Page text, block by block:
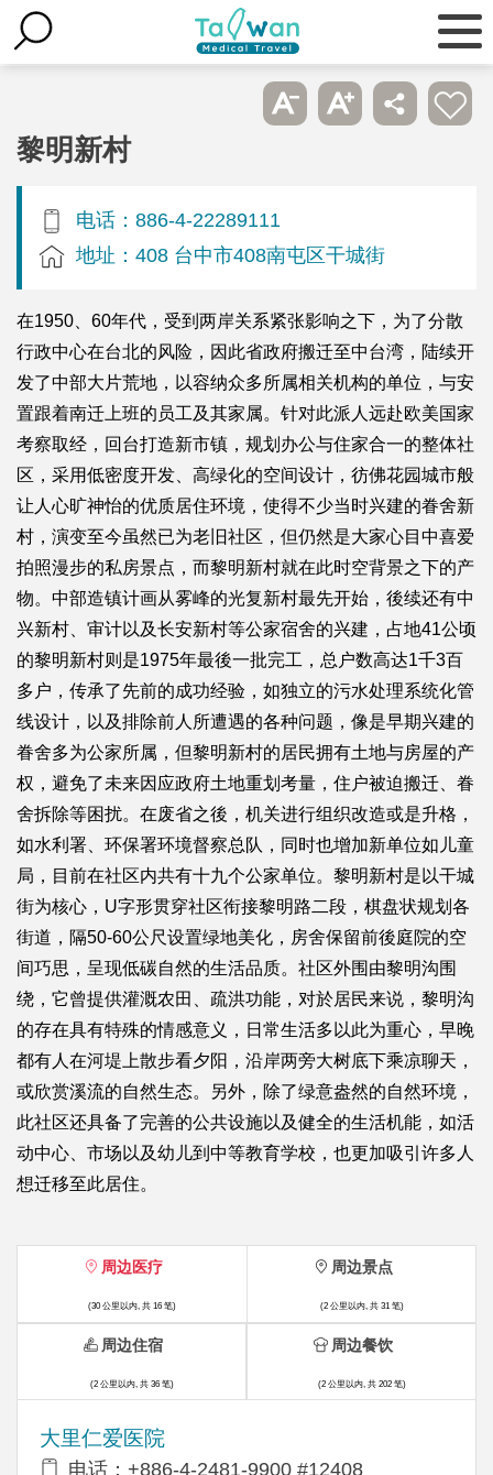
黎明新村
电话：886-4-22289111
地址：408 台中市408南屯区干城街
在1950、60年代，受到两岸关系紧张影响之下，为了分散
行政中心在台北的风险，因此省政府搬迁至中台湾，陆续开
发了中部大片荒地，以容纳众多所属相关机构的单位，与安
置跟着南迁上班的员工及其家属。针对此派人远赴欧美国家
考察取经，回台打造新市镇，规划办公与住家合一的整体社
区，采用低密度开发、高绿化的空间设计，彷佛花园城市般
让人心旷神怡的优质居住环境，使得不少当时兴建的眷舍新
村，演变至今虽然已为老旧社区，但仍然是大家心目中喜爱
拍照漫步的私房景点，而黎明新村就在此时空背景之下的产
物。中部造镇计画从雾峰的光复新村最先开始，後续还有中
兴新村、审计以及长安新村等公家宿舍的兴建，占地41公顷
的黎明新村则是1975年最後一批完工，总户数高达1千3百
多户，传承了先前的成功经验，如独立的污水处理系统化管
线设计，以及排除前人所遭遇的各种问题，像是早期兴建的
眷舍多为公家所属，但黎明新村的居民拥有土地与房屋的产
权，避免了未来因应政府土地重划考量，住户被迫搬迁、眷
舍拆除等困扰。在废省之後，机关进行组织改造或是升格，
如水利署、环保署环境督察总队，同时也增加新单位如儿童
局，目前在社区内共有十九个公家单位。黎明新村是以干城
街为核心，U字形贯穿社区衔接黎明路二段，棋盘状规划各
街道，隔50-60公尺设置绿地美化，房舍保留前後庭院的空
间巧思，呈现低碳自然的生活品质。社区外围由黎明沟围
绕，它曾提供灌溉农田、疏洪功能，对於居民来说，黎明沟
的存在具有特殊的情感意义，日常生活多以此为重心，早晚
都有人在河堤上散步看夕阳，沿岸两旁大树底下乘凉聊天，
或欣赏溪流的自然生态。另外，除了绿意盎然的自然环境，
此社区还具备了完善的公共设施以及健全的生活机能，如活
动中心、市场以及幼儿到中等教育学校，也更加吸引许多人
想迁移至此居住。
周边医疗
(30 公里以内, 共 16 笔)
大里仁爱医院
电话：+886-4-2481-9900 #12408
周边景点
(2 公里以内, 共 31 笔)
周边住宿
(2 公里以内, 共 36 笔)
周边餐饮
(2 公里以内, 共 202 笔)